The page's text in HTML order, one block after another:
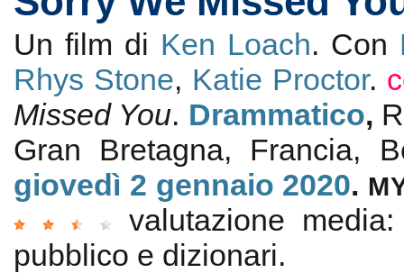
Un film di Ken Loach. Con
Rhys Stone, Katie Proctor.
Missed You. Drammatico,
Gran Bretagna, Francia,
giovedì 2 gennaio 2020.
valutazione
pubblico e dizionari.